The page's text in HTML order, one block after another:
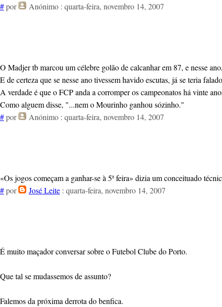
#por Anónimo : quarta-feira, novembro 14, 2007
O Madjer tb marcou um célebre golão de calcanhar em 87, e nesse
E de certeza que se nesse ano tivessem havido escutas, já se teria
A verdade é que o FCP anda a corromper os campeonatos há vinte
Como alguem disse, "...nem o Mourinho ganhou sózinho."
#por Anónimo : quarta-feira, novembro 14, 2007
«Os jogos começam a ganhar-se à 5ª feira» dizia um conceituado
#por José Leite : quarta-feira, novembro 14, 2007
É muito maçador conversar sobre o Futebol Clube do Porto.
Que tal se mudassemos de assunto?
Falemos da próxima derrota do benfica.